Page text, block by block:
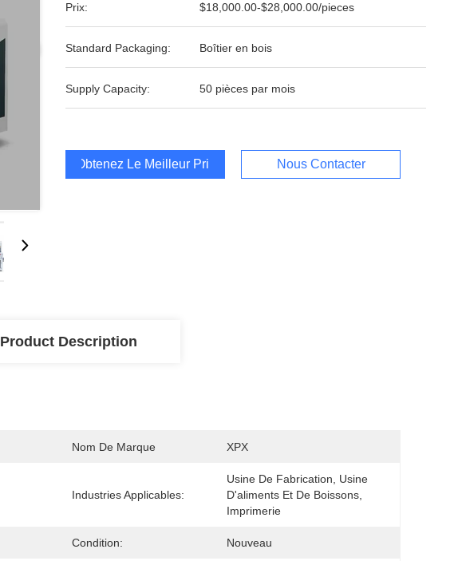
Prix: $18,000.00-$28,000.00/pieces
Standard Packaging: Boîtier en bois
Supply Capacity: 50 pièces par mois
Obtenez Le Meilleur Prix Nous Contacter
Product Description
Nom De Marque XPX
Industries Applicables:
Usine De Fabrication, Usine
D'aliments Et De Boissons,
Imprimerie
Condition: Nouveau